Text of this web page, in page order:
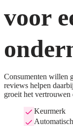
voor
Consumenten willen
reviews helpen
groeit het
Keurmerk